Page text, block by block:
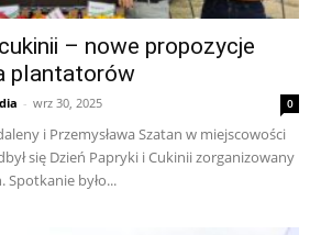
– nowe propozycje
plantatorów
- wrz 30, 2025 0
i Przemysława Szatan w miejscowości
się Dzień Papryki i Cukinii zorganizowany
Spotkanie było...